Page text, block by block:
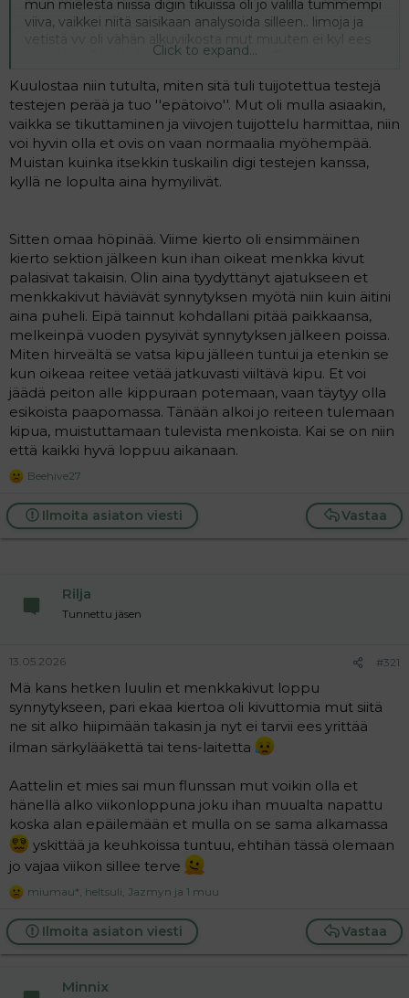
mun mielestä niissä digin tikuissa oli jo välillä tummempi
viiva, vaikkei niitä saisikaan analysoida silleen.. limoja ja
vetistä vv oli vähän alkuviikosta mut muuten ei kyl ees
ovisoloja... Ja ei kyl oo lämmöt noussu.. Et tää kierto
ei tullu hommailuista mitään ja edellinen kerta oli
sunnuntaina.. no jatkan testailua kuitenkin jos se vielä
sieltä tulis
Click to expand...
Kuulostaa niin tutulta, miten sitä tuli tuijotettua testejä
testejen perää ja tuo ''epätoivo''. Mut oli mulla asiaakin,
vaikka se tikuttaminen ja viivojen tuijottelu harmittaa, niin
voi hyvin olla et ovis on vaan normaalia myöhempää.
Muistan kuinka itsekkin tuskailin digi testejen kanssa,
kyllä ne lopulta aina hymyilivät.
Sitten omaa höpinää. Viime kierto oli ensimmäinen
kierto sektion jälkeen kun ihan oikeat menkka kivut
palasivat takaisin. Olin aina tyydyttänyt ajatukseen et
menkkakivut häviävät synnytyksen myötä niin kuin äitini
aina puheli. Eipä tainnut kohdallani pitää paikkaansa,
melkeinpä vuoden pysyivät synnytyksen jälkeen poissa.
Miten hirveältä se vatsa kipu jälleen tuntui ja etenkin se
kun oikeaa reitee vetää jatkuvasti viiltävä kipu. Et voi
jäädä peiton alle kippuraan potemaan, vaan täytyy olla
esikoista paapomassa. Tänään alkoi jo reiteen tulemaan
kipua, muistuttamaan tulevista menkoista. Kai se on niin
että kaikki hyvä loppuu aikanaan.
R
a
c
t
Beehive27
Vastaa
Ilmoita asiaton viesti
Rilja
Tunnettu jäsen
13.05.2026 #321
Mä kans hetken luulin et menkkakivut loppu
synnytykseen, pari ekaa kiertoa oli kivuttomia mut siitä
ne sit alko hiipimään takasin ja nyt ei tarvii ees yrittää
ilman särkylääkettä tai tens-laitetta
Aattelin et mies sai mun flunssan mut voikin olla et
hänellä alko viikonloppuna joku ihan muualta napattu
koska alan epäilemään et mulla on se sama alkamassa
yskittää ja keuhkoissa tuntuu, ehtihän tässä olemaan
jo vajaa viikon sillee terve
R
a
c
t
miumau* heltsuli Jazmyn ja 1 muu
Vastaa
Ilmoita asiaton viesti
Minnix